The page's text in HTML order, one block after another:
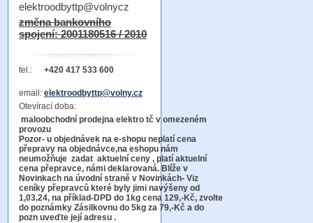
elektroodbyttp@volnycz
změna bankovního
spojení: 2001180516 / 2010
tel.: +420 417 533 600
email: elektroodbyttp@volny.cz
Otevírací doba:
maloobchodní prodejna elektro tč v omezeném
provozu
Pozor- u objednávek na e-shopu neplatí cena
přepravy na objednávce,na eshopu nám
neumožňuje zadat aktuelní ceny , platí aktuelní
cena přepravce, námi deklarovaná. Blíže v
Novinkach na úvodní straně v Novinkách- Viz
ceníky přepravců které byly jimi navýšeny od
1,03.24, na příklad-DPD do 1kg cena 129,-Kč, zvolte
do poznámky Zásilkovnu do 5kg za 79,-Kč a do
pozn uveďte její adresu .